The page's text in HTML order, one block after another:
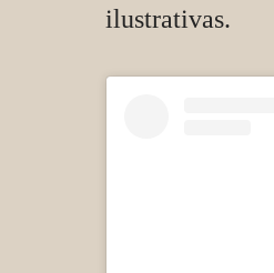
ilustrativas.